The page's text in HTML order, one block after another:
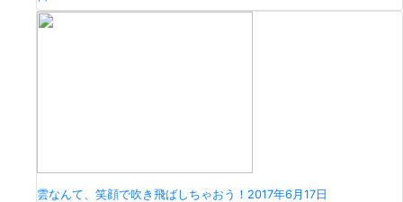
雲なんて、笑顔で吹き飛ばしちゃおう！ 2017年6月17日